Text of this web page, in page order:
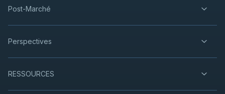
Post-Marché
Perspectives
RESSOURCES